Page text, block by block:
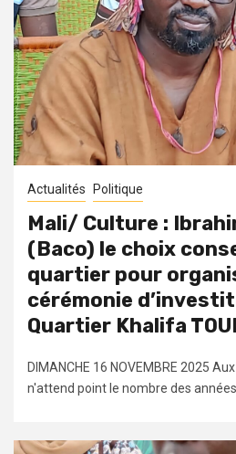
Actualités Politique
Mali/ Culture :
(Baco) le choix
quartier pour
cérémonie
Quartier Khalifa
DIMANCHE 16 NOVEMBRE 2025
n'attend point le nombre des